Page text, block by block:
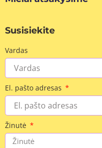
Susisiekite
Vardas
El. pašto adresas
Žinutė